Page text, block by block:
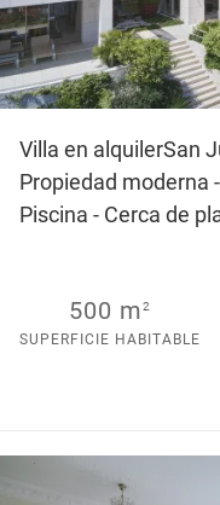
Villa en alquilerSan
Propiedad moderna
Piscina - Cerca de
500 m2
SUPERFICIE HABITABLE